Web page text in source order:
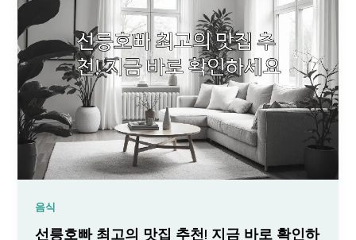
음식
선릉호빠 최고의 맛집 추천! 지금 바로 확인하